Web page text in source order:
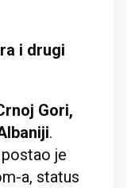
i drugi
Gori,
.
je
a, status